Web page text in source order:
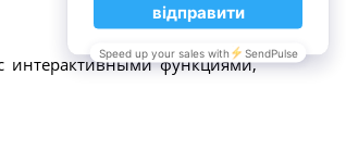
интерактивными функциями,